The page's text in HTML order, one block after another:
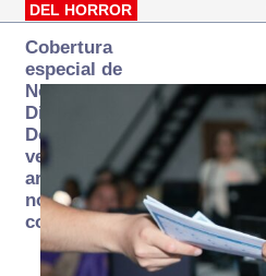
DEL HORROR
Cobertura
especial de
Norte
Digital:
Donde la
verdad
arde… pero
no se
consume